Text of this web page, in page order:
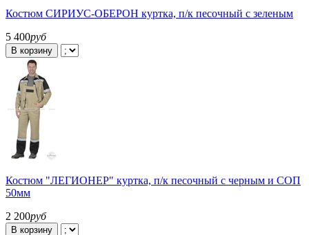
Костюм СИРИУС-ОБЕРОН куртка, п/к песочный с зеленым
5 400руб
В корзину
Костюм "ЛЕГИОНЕР" куртка, п/к песочный с черным и СОП
50мм
2 200руб
В корзину